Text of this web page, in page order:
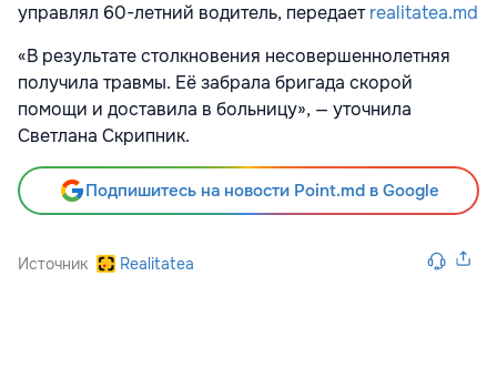
управлял 60-летний водитель, передаетrealitatea.md
«В результате столкновения несовершеннолетняя
получила травмы. Её забрала бригада скорой
помощи и доставила в больницу», — уточнила
Светлана Скрипник.
Подпишитесь на новости Point.md в Google
Источник Realitatea